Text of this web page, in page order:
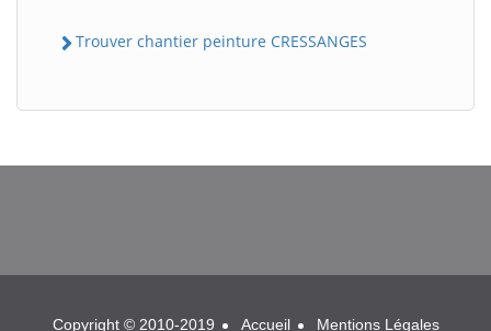
Trouver chantier peinture CRESSANGES
BatiWebPro
Copyright © 2010-2019 Accueil Mentions Légales